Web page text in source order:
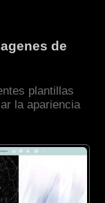
de
plantillas
la apariencia